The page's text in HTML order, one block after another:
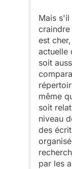
Mais s'il
est
actuelle
soit
même
soit
niveau
des
par les